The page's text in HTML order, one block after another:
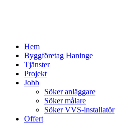
Hem
Byggföretag Haninge
Tjänster
Projekt
Jobb
Söker anläggare
Söker målare
Söker VVS-installatör
Offert